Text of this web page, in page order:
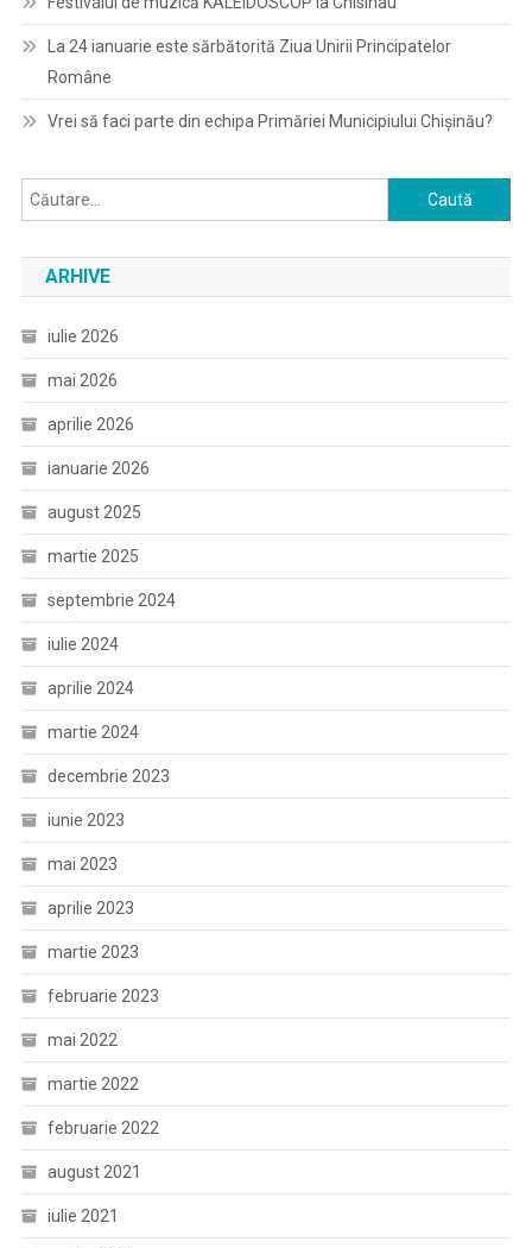
La 24 ianuarie este sărbătorită Ziua Unirii Principatelor
Române
Vrei să faci parte din echipa Primăriei Municipiului Chișinău?
Caută
după:
ARHIVE
iulie 2026
mai 2026
aprilie 2026
ianuarie 2026
august 2025
martie 2025
septembrie 2024
iulie 2024
aprilie 2024
martie 2024
decembrie 2023
iunie 2023
mai 2023
aprilie 2023
martie 2023
februarie 2023
mai 2022
martie 2022
februarie 2022
august 2021
iulie 2021